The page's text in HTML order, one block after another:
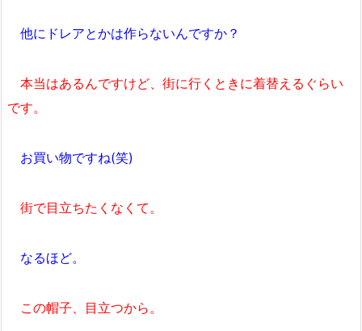
他にドレアとかは作らないんですか？
本当はあるんですけど、街に行くときに着替えるぐらい
です。
お買い物ですね(笑)
街で目立ちたくなくて。
なるほど。
この帽子、目立つから。